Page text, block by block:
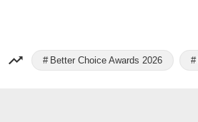
Better Choice Awards 2026